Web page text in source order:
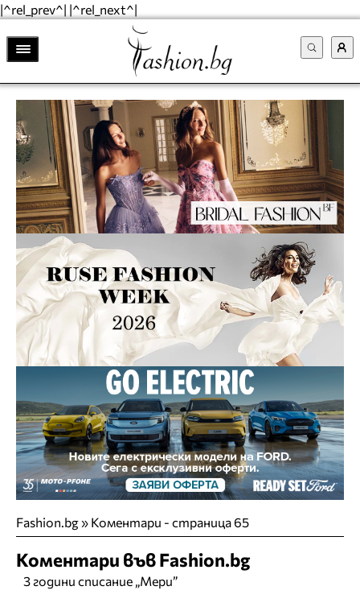
|^rel_prev^| |^rel_next^|
Fashion.bg» Коментари - страница 65
Коментари във Fashion.bg
3 години списание „Мери”